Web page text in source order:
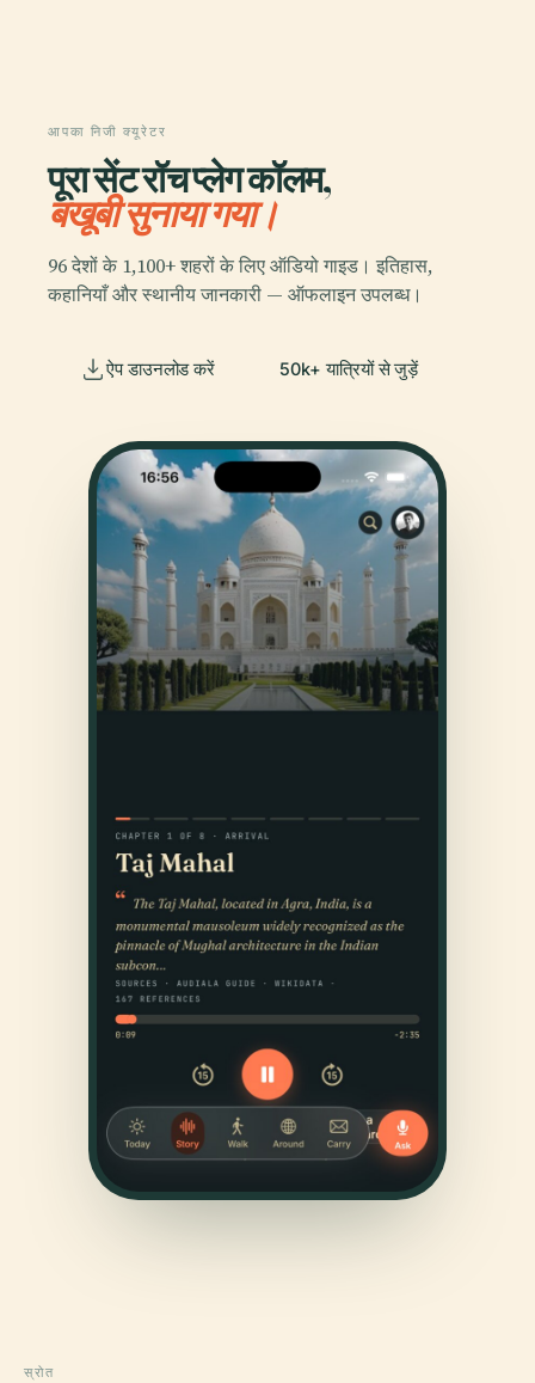
आपका निजी क्यूरेटर
पूरा सेंट रॉच प्लेग कॉलम,
बखूबी सुनाया गया।
96 देशों के 1,100+ शहरों के लिए ऑडियो गाइड। इतिहास,
कहानियाँ और स्थानीय जानकारी — ऑफलाइन उपलब्ध।
ऐप डाउनलोड करें 50k+ यात्रियों से जुड़ें
स्रोत